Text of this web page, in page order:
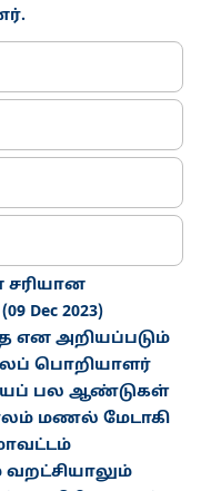
சரியான
Dec 2023)
என அறியப்படும்
பொறியாளர்
பல ஆண்டுகள்
மணல் மேடாகி